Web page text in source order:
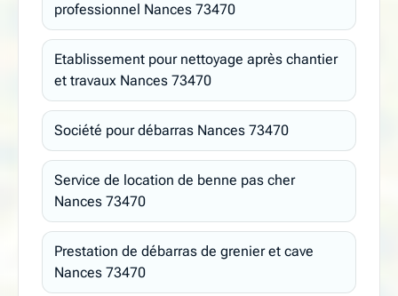
professionnel Nances 73470
Etablissement pour nettoyage après chantier
et travaux Nances 73470
Société pour débarras Nances 73470
Service de location de benne pas cher
Nances 73470
Prestation de débarras de grenier et cave
Nances 73470